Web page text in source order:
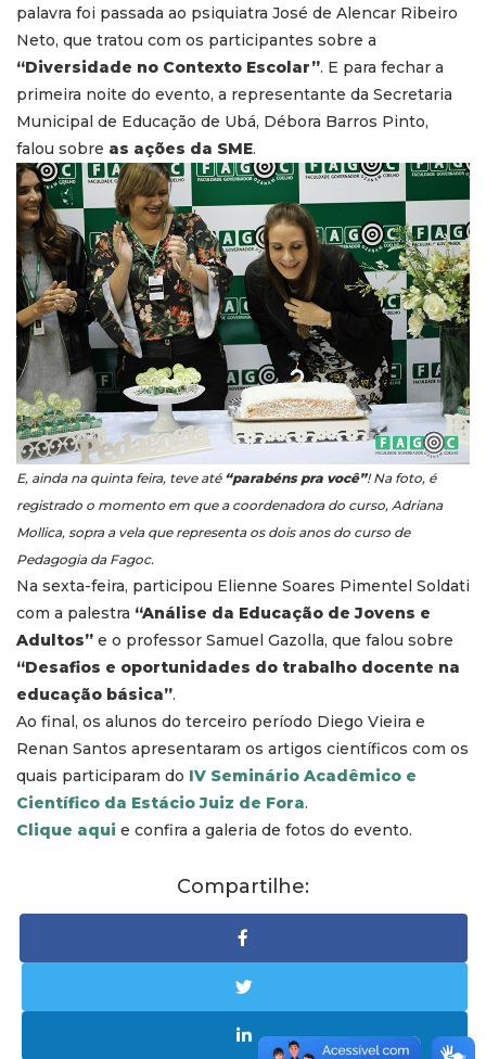
palavra foi passada ao psiquiatra José de Alencar Ribeiro
Neto, que tratou com os participantes sobre a
“Diversidade no Contexto Escolar”. E para fechar a
primeira noite do evento, a representante da Secretaria
Municipal de Educação de Ubá, Débora Barros Pinto,
falou sobre as ações da SME.
E, ainda na quinta feira, teve até “parabéns pra você”! Na foto, é
registrado o momento em que a coordenadora do curso, Adriana
Mollica, sopra a vela que representa os dois anos do curso de
Pedagogia da Fagoc.
Na sexta-feira, participou Elienne Soares Pimentel Soldati
com a palestra “Análise da Educação de Jovens e
Adultos” e o professor Samuel Gazolla, que falou sobre
“Desafios e oportunidades do trabalho docente na
educação básica”.
Ao final, os alunos do terceiro período Diego Vieira e
Renan Santos apresentaram os artigos científicos com os
quais participaram do IV Seminário Acadêmico e
Científico da Estácio Juiz de Fora.
Clique aqui e confira a galeria de fotos do evento.
Compartilhe: